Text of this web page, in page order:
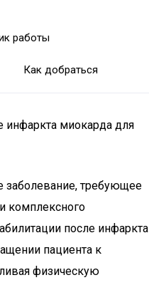
работы
Как добраться
инфаркта миокарда для
заболевание, требующее
комплексного
после инфаркта
пациента к
физическую